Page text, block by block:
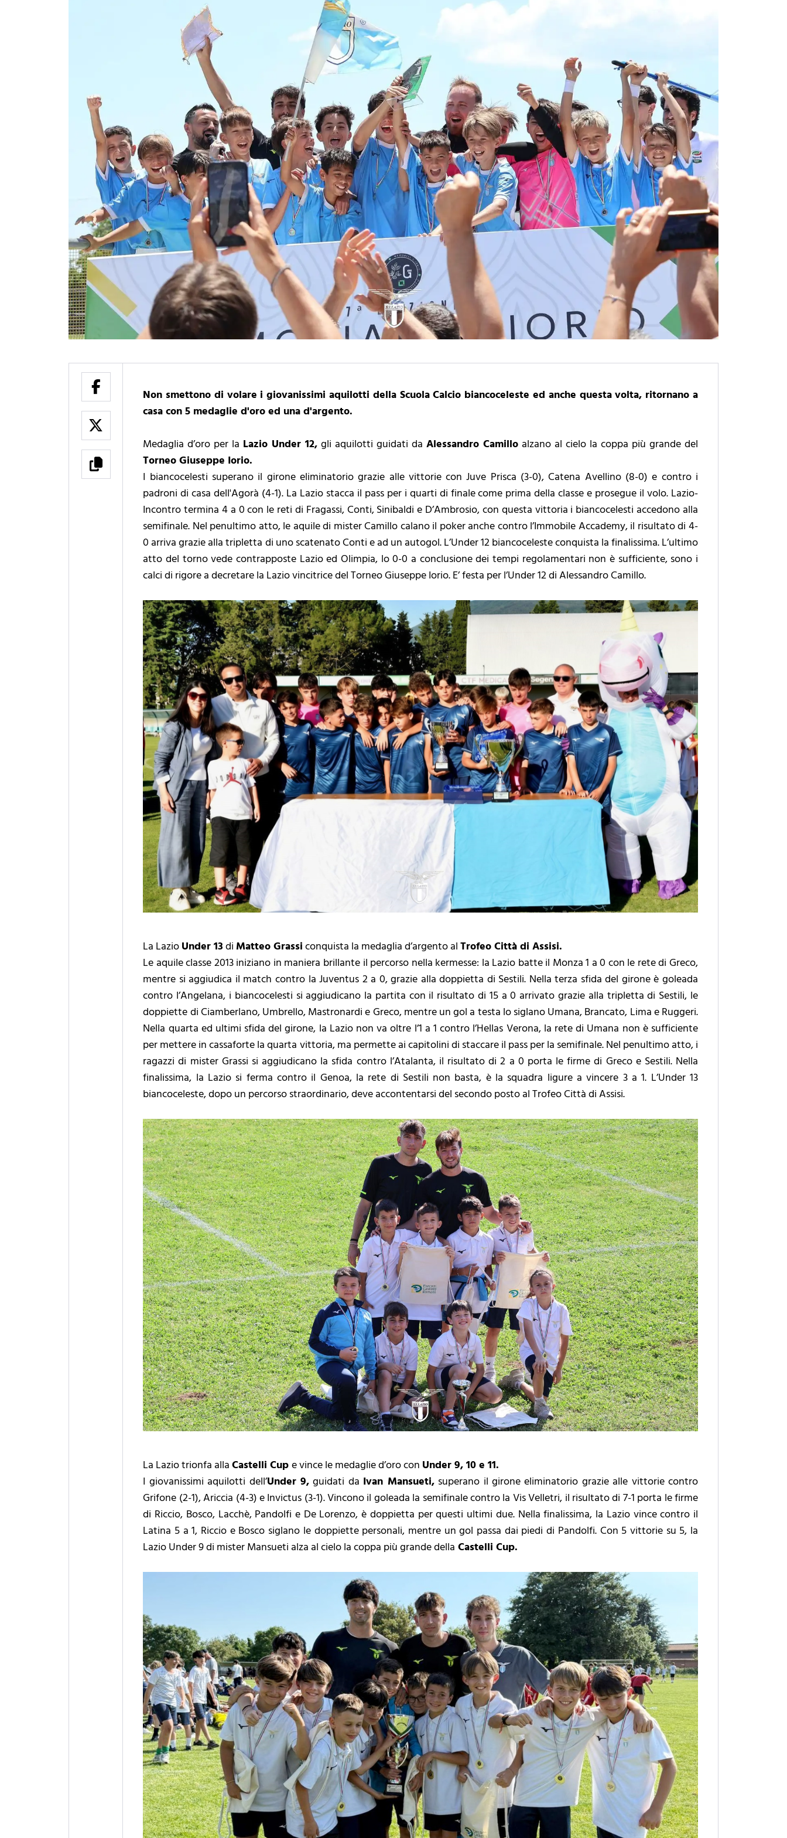
Non smettono di volare i giovanissimi aquilotti della Scuola Calcio biancoceleste ed anche questa volta, ritornano a
casa con 5 medaglie d'oro ed una d'argento.
Medaglia d’oro per la Lazio Under 12, gli aquilotti guidati daAlessandro Camillo alzano al cielo la coppa più grande del
Torneo Giuseppe Iorio.
I biancocelesti superano il girone eliminatorio grazie alle vittorie con Juve Prisca (3-0), Catena Avellino (8-0) e contro i
padroni di casa dell'Agorà (4-1). La Lazio stacca il pass per i quarti di finale come prima della classe e prosegue il volo. Lazio-
Incontro termina 4 a 0 con le reti di Fragassi, Conti, Sinibaldi e D’Ambrosio, con questa vittoria i biancocelesti accedono alla
semifinale. Nel penultimo atto, le aquile di mister Camillo calano il poker anche contro l’Immobile Accademy, il risultato di 4-
0 arriva grazie alla tripletta di uno scatenato Conti e ad un autogol. L’Under 12 biancoceleste conquista la finalissima. L’ultimo
atto del torno vede contrapposte Lazio ed Olimpia, lo 0-0 a conclusione dei tempi regolamentari non è sufficiente, sono i
calci di rigore a decretare la Lazio vincitrice del Torneo Giuseppe Iorio. E’ festa per l’Under 12 di Alessandro Camillo.
La LazioUnder 13di Matteo Grassiconquista la medaglia d’argento alTrofeo Città di Assisi.
Le aquile classe 2013 iniziano in maniera brillante il percorso nella kermesse: la Lazio batte il Monza 1 a 0 con le rete di Greco,
mentre si aggiudica il match contro la Juventus 2 a 0, grazie alla doppietta di Sestili. Nella terza sfida del girone è goleada
contro l’Angelana, i biancocelesti si aggiudicano la partita con il risultato di 15 a 0 arrivato grazie alla tripletta di Sestili, le
doppiette di Ciamberlano, Umbrello, Mastronardi e Greco, mentre un gol a testa lo siglano Umana, Brancato, Lima e Ruggeri.
Nella quarta ed ultimi sfida del girone, la Lazio non va oltre l’1 a 1 contro l’Hellas Verona, la rete di Umana non è sufficiente
per mettere in cassaforte la quarta vittoria, ma permette ai capitolini di staccare il pass per la semifinale. Nel penultimo atto, i
ragazzi di mister Grassi si aggiudicano la sfida contro l’Atalanta, il risultato di 2 a 0 porta le firme di Greco e Sestili. Nella
finalissima, la Lazio si ferma contro il Genoa, la rete di Sestili non basta, è la squadra ligure a vincere 3 a 1. L’Under 13
biancoceleste, dopo un percorso straordinario, deve accontentarsi del secondo posto al Trofeo Città di Assisi.
La Lazio trionfa allaCastelli Cupe vince le medaglie d’oro con Under 9, 10 e 11.
I giovanissimi aquilotti dell’Under 9, guidati da Ivan Mansueti,superano il girone eliminatorio grazie alle vittorie contro
Grifone (2-1), Ariccia (4-3) e Invictus (3-1). Vincono il goleada la semifinale contro la Vis Velletri, il risultato di 7-1 porta le firme
di Riccio, Bosco, Lacchè, Pandolfi e De Lorenzo, è doppietta per questi ultimi due. Nella finalissima, la Lazio vince contro il
Latina 5 a 1, Riccio e Bosco siglano le doppiette personali, mentre un gol passa dai piedi di Pandolfi. Con 5 vittorie su 5, la
Lazio Under 9 di mister Mansueti alza al cielo la coppa più grande della Castelli Cup.